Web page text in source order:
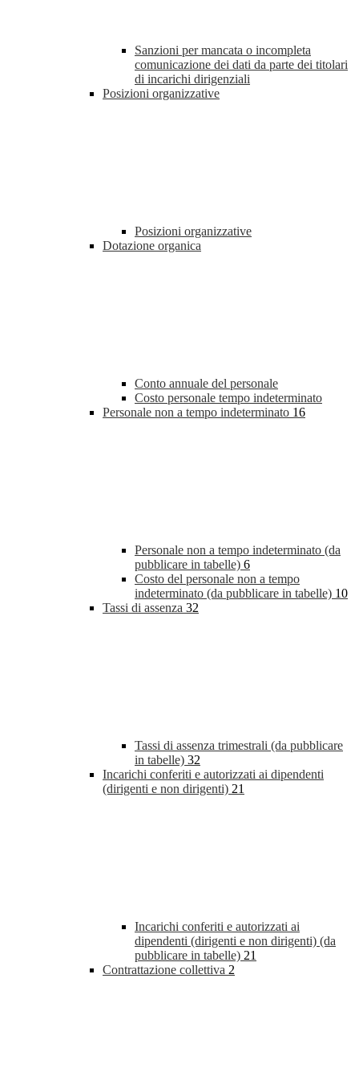
Sanzioni per mancata o incompleta
comunicazione dei dati da parte dei titolari
di incarichi dirigenziali
Posizioni organizzative
Posizioni organizzative
Dotazione organica
Conto annuale del personale
Costo personale tempo indeterminato
Personale non a tempo indeterminato 16
Personale non a tempo indeterminato (da
pubblicare in tabelle) 6
Costo del personale non a tempo
indeterminato (da pubblicare in tabelle) 10
Tassi di assenza 32
Tassi di assenza trimestrali (da pubblicare
in tabelle) 32
Incarichi conferiti e autorizzati ai dipendenti
(dirigenti e non dirigenti) 21
Incarichi conferiti e autorizzati ai
dipendenti (dirigenti e non dirigenti) (da
pubblicare in tabelle) 21
Contrattazione collettiva 2